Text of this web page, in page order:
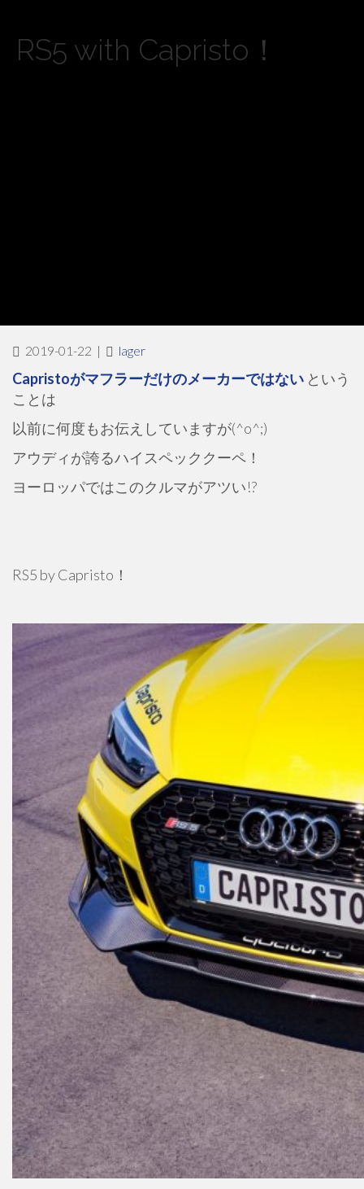
RS5 with Capristo！
2019-01-22 | lager
Capristoがマフラーだけのメーカーではない という
ことは
以前に何度もお伝えしていますが(^o^;)
アウディが誇るハイスペッククーペ！
ヨーロッパではこのクルマがアツい!?
RS5 by Capristo！